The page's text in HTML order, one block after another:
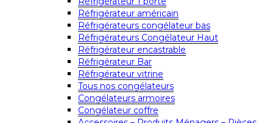
Réfrigérateur américain
Réfrigérateurs congélateur bas
Réfrigérateurs Congélateur Haut
Réfrigérateur encastrable
Réfrigérateur Bar
Réfrigérateur vitrine
Tous nos congélateurs
Congélateurs armoires
Congélateur coffre